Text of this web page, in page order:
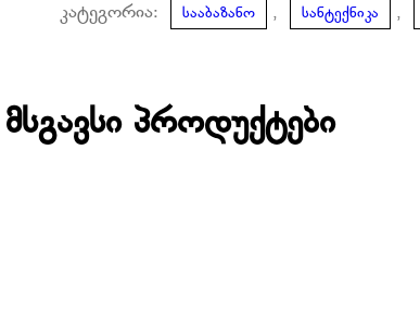
კატეგორია: სააბაზანო , სანტექნიკა ,
მსგავსი პროდუქტები